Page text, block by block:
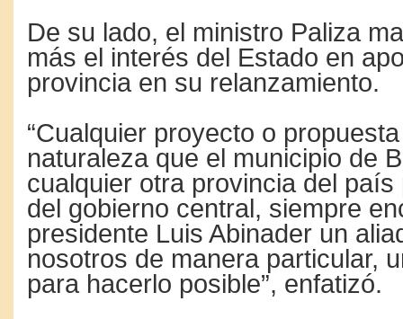
De su lado, el ministro Paliza
más el interés del Estado en
provincia en su relanzamiento.
“Cualquier proyecto o
naturaleza que el municipio de
cualquier otra provincia del
del gobierno central, siempre
presidente Luis Abinader un
nosotros de manera particular,
para hacerlo posible”, enfatizó.